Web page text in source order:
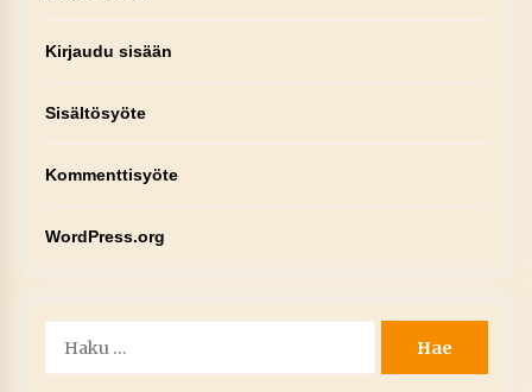
Kirjaudu sisään
Sisältösyöte
Kommenttisyöte
WordPress.org